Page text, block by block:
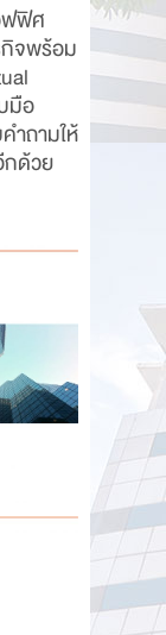
ฟฟิศ
กิจพร้อม
มือ
ำถามให้
กด้วย